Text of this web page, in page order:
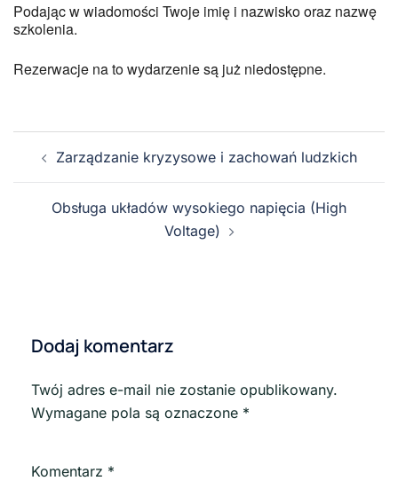
Podając w wiadomości Twoje imię i nazwisko oraz nazwę
szkolenia.
Rezerwacje na to wydarzenie są już niedostępne.
Zarządzanie kryzysowe i zachowań ludzkich
Obsługa układów wysokiego napięcia (High
Voltage)
Dodaj komentarz
Twój adres e-mail nie zostanie opublikowany.
Wymagane pola są oznaczone *
Komentarz *